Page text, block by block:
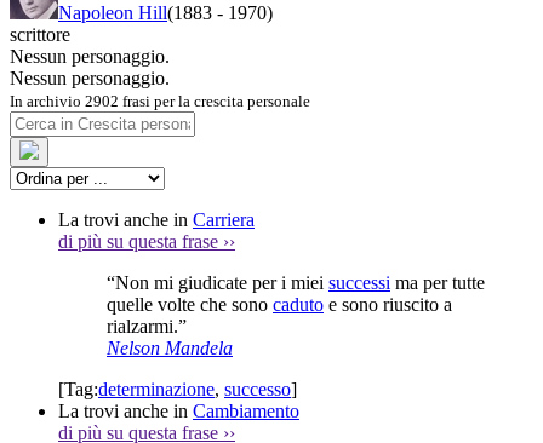
Napoleon Hill(1883 - 1970)
scrittore
Nessun personaggio.
Nessun personaggio.
In archivio 2902 frasi per la crescita personale
La trovi anche in Carriera
di più su questa frase ››
“Non mi giudicate per i miei successi ma per tutte
quelle volte che sono caduto e sono riuscito a
rialzarmi.”
Nelson Mandela
[Tag:determinazione, successo]
La trovi anche in Cambiamento
di più su questa frase ››